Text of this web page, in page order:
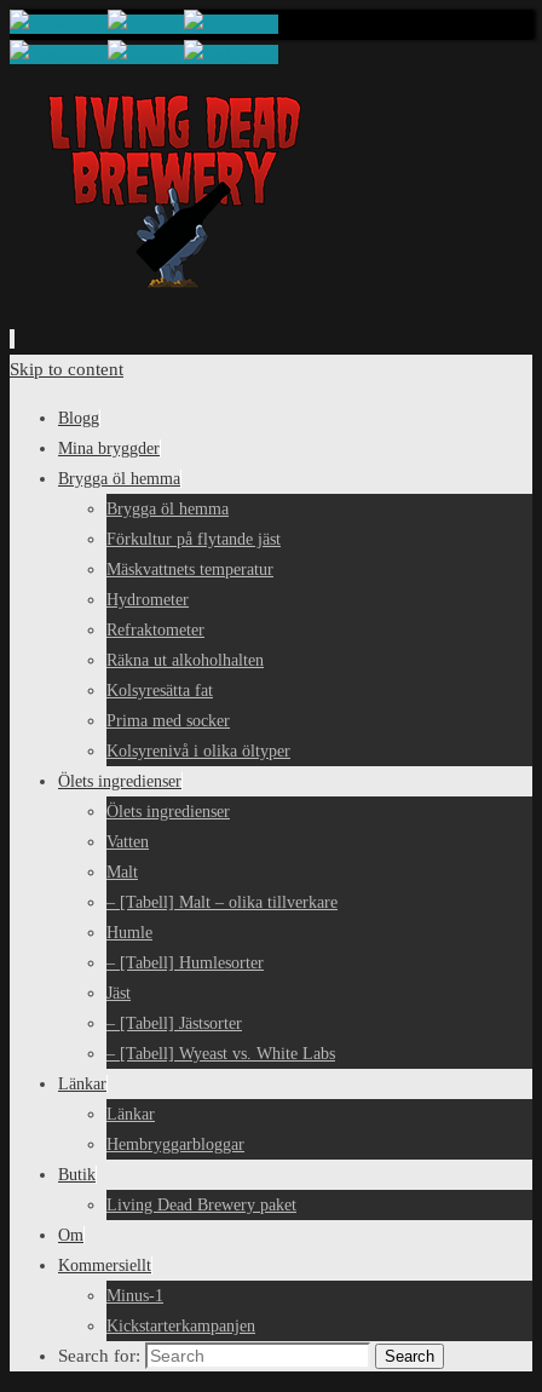
Skip to content
Blogg
Mina bryggder
Brygga öl hemma
Brygga öl hemma
Förkultur på flytande jäst
Mäskvattnets temperatur
Hydrometer
Refraktometer
Räkna ut alkoholhalten
Kolsyresätta fat
Prima med socker
Kolsyrenivå i olika öltyper
Ölets ingredienser
Ölets ingredienser
Vatten
Malt
– [Tabell] Malt – olika tillverkare
Humle
– [Tabell] Humlesorter
Jäst
– [Tabell] Jästsorter
– [Tabell] Wyeast vs. White Labs
Länkar
Länkar
Hembryggarbloggar
Butik
Living Dead Brewery paket
Om
Kommersiellt
Minus-1
Kickstarterkampanjen
Search for: Search